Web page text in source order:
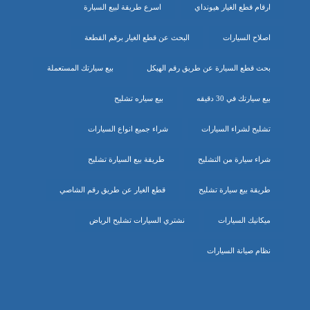
ارقام قطع الغيار هيونداي اسرع طريقة لبيع السيارة
اصلاح السيارات البحث عن قطع الغيار برقم القطعة
بحث قطع السيارة عن طريق رقم الهيكل بيع سيارتك المستعملة
بيع سيارتك في 30 دقيقه بيع سياره تشليح
تشليح لشراء السيارات شراء جميع انواع السيارات
شراء سيارة من التشليح طريقة بيع السيارة تشليح
طريقة بيع سيارة تشليح قطع الغيار عن طريق رقم الشاصي
ميكانيك السيارات نشتري السيارات تشليح الرياض
نظام صيانة السيارات